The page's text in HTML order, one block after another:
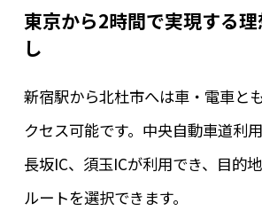
東京から2時間で実現する
し
新宿駅から北杜市へは車・電車と
クセス可能です。中央自動車道利
長坂IC、須玉ICが利用でき、目的
ルートを選択できます。